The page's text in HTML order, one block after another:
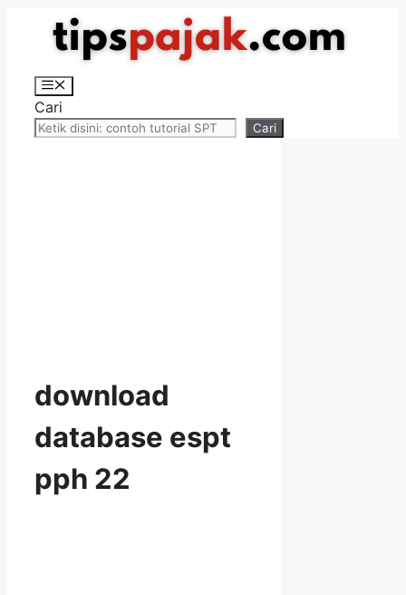
Langsung
Menu
Cari
Cari
download
database espt
pph 22